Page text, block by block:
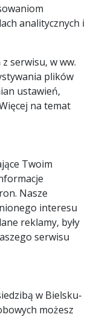
analitycznych i
serwisu, w ww.
plików
ustawień,
na temat
Twoim
Nasze
interesu
reklamy, były
serwisu
w Bielsku-
możesz